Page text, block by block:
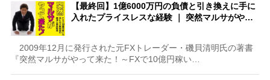
【最終回】1億6000万円の負債と引き換えに手に
入れたプライスレスな経験 ｜ 突然マルサがや…
2009年12月に発行された元FXトレーダー・磯貝清明氏の著書
『突然マルサがやって来た！～FXで10億円稼い…